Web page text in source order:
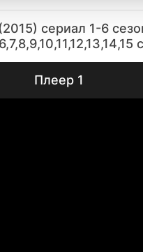
сериал 1-6
Плеер 1